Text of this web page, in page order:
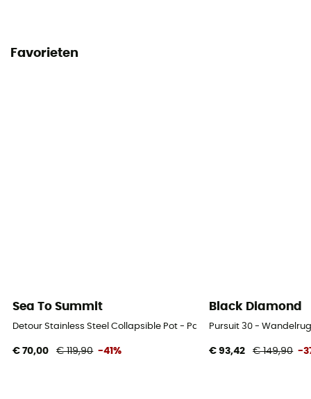
Favorieten
Sea To Summit
Detour Stainless Steel Collapsible Pot - Pan
€ 70,00 € 119,90 -41%
Black Diamond
Pursuit 30 -
€ 93,42 € 149,90 -